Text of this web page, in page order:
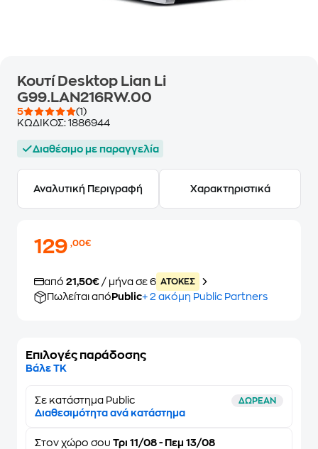
Κουτί Desktop Lian Li
G99.LAN216RW.00
5
(1)
ΚΩΔΙΚΟΣ: 1886944
Διαθέσιμο με παραγγελία
Αναλυτική Περιγραφή Χαρακτηριστικά
129,00€
από 21,50€ / μήνα σε 6 ATOKEΣ
Πωλείται από Public+ 2 ακόμη Public Partners
Επιλογές παράδοσης
Βάλε ΤΚ
Σε κατάστημα Public ΔΩΡΕΑΝ
Διαθεσιμότητα ανά κατάστημα
Στον χώρο σου Τρι 11/08 - Πεμ 13/08